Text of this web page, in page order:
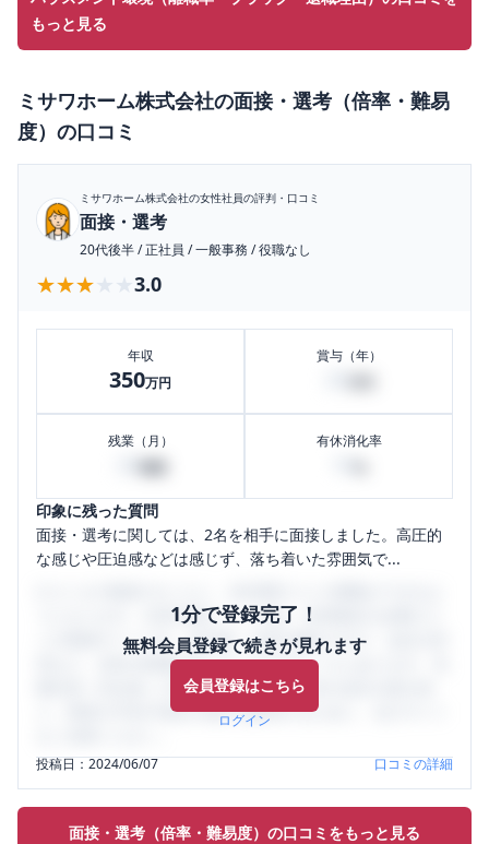
もっと見る
ミサワホーム株式会社の面接・選考（倍率・難易
度） の口コミ
ミサワホーム株式会社の女性社員の評判・口コミ
面接・選考
20代後半/正社員 /一般事務 /役職なし
★★★★★
★★★★★ 3.0
年収
350万円
賞与（年）
残業（月） 有休消化率
印象に残った質問
面接・選考に関しては、2名を相手に面接しました。高圧的
な感じや圧迫感などは感じず、落ち着いた雰囲気で...
1分で登録完了！
無料会員登録で続きが見れます
会員登録はこちら
ログイン
うになります。SHEHUB(シーハブ)は、女性限定の企業口コ
ミの投稿サイトです。給与面・女性の働きやすさ・会社の評
判など、女性の転職は気にすべき点がたくさんあります。先
輩社員（元社員）の口コミを通して、本当の会社の姿を知
り、将来の不安や現在の悩みを解消するために、ぜひサイト
投稿日：2024/06/07 口コミの詳細
面接・選考（倍率・難易度）の口コミをもっと見る